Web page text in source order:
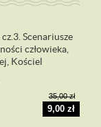
Scenariusze
człowieka,
Kościel
35,00 zł
9,00 zł